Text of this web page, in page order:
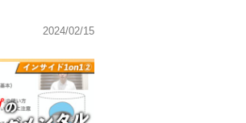
2024/02/15